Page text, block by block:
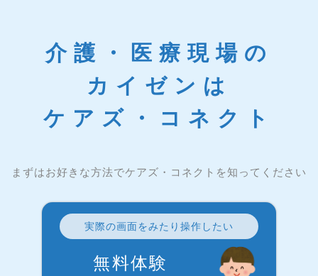
介護・医療現場の
カイゼンは
ケアズ・コネクト
まずはお好きな方法でケアズ・コネクトを知ってください
実際の画面をみたり操作したい
無料体験